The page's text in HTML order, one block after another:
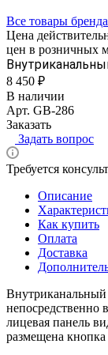
Все товары
Цена
цен в розничных
8 450 ₽
В наличии
Арт. GB-286
Заказать
Задать вопрос
Требуется
Описание
Как купить
Оплата
Доставка
Внутриканальный
непосредственно
лицевая панель
размещена кнопка